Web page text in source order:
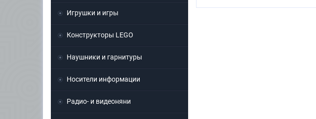
Игрушки и игры
Конструкторы LEGO
Наушники и гарнитуры
Носители информации
Радио- и видеоняни